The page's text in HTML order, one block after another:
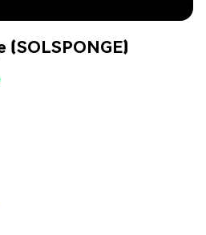
(SOLSPONGE)